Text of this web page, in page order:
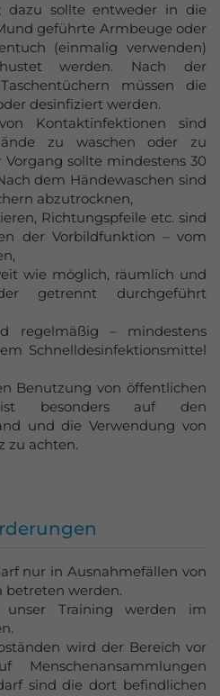
dazu sollte entweder in die
geführte Armbeuge oder
(einmalig verwenden)
werden. Nach der
müssen die
desinfiziert werden.
Kontaktinfektionen sind
zu waschen oder zu
Vorgang sollte mindestens 30
dem Händewaschen sind
abzutrocknen,
Richtungspfeile etc. sind
der Vorbildfunktion – vom
wie möglich, räumlich und
getrennt durchgeführt
regelmäßig – mindestens
Schnelldesinfektionsmittel
Benutzung von öffentlichen
ist besonders auf den
und die Verwendung von
zu achten.
nur in Ausnahmefällen von
betreten werden.
unser Training werden im
wird der Bereich vor
sind die dort befindlichen